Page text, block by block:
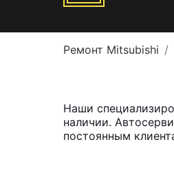
Ремонт Mitsubishi
Наши
наличии.
постоянным